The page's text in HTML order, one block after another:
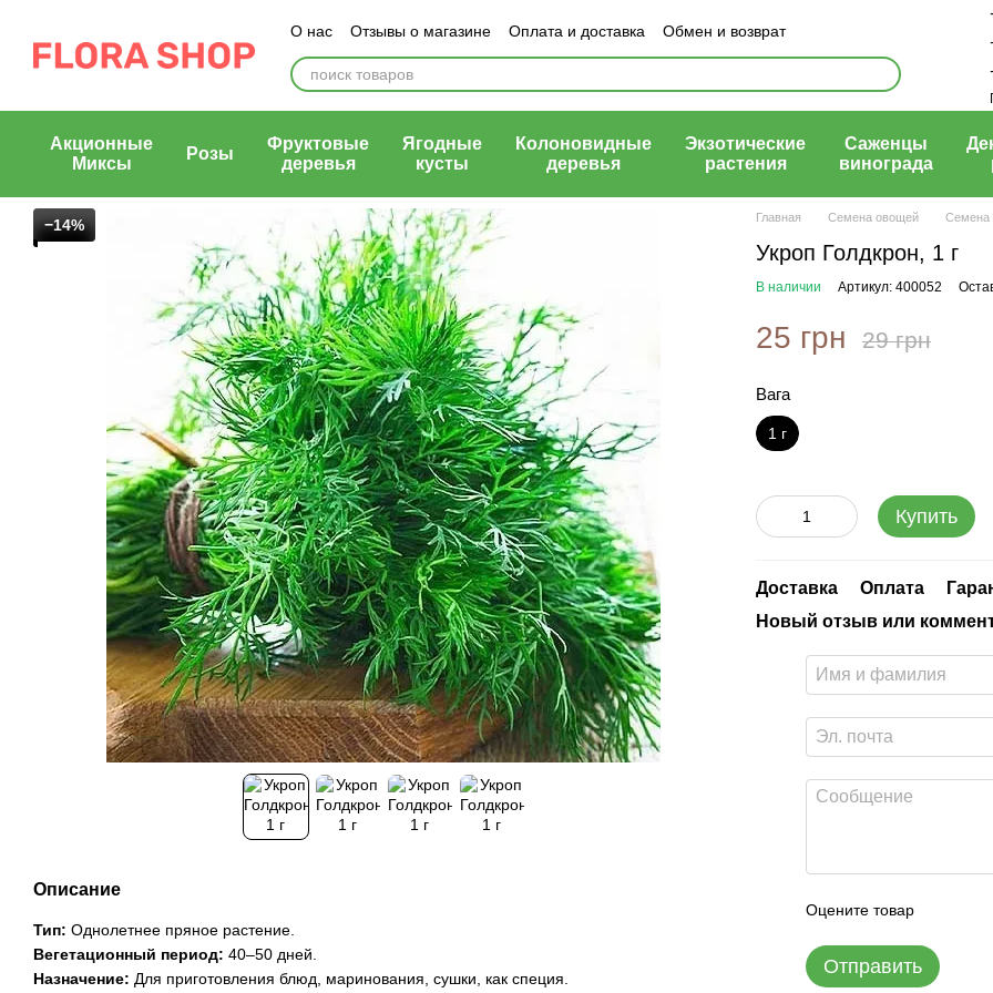
О нас Отзывы о магазине Оплата и доставка
Обмен и возврат
Блог магазина
Публичный договор (оферта)
Акционные
Миксы
Розы
Фруктовые
деревья
Ягодные
кусты
Колоновидные
деревья
Экзотические
растения
Саженцы
винограда
−14%
Описание
Тип: Однолетнее пряное растение.
Вегетационный период: 40–50 дней.
Назначение: Для приготовления блюд, маринования, сушки, как специя.
Главная Семена овощей Семена
Укроп Голдкрон, 1 г
В наличии Артикул: 400052
25 грн 29 грн
Вага
1 г
Купить
Доставка Оплата
Новый отзыв или
Оцените товар
Отправить